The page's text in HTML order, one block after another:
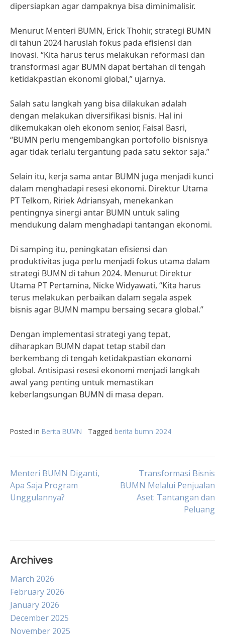
dipersiapkan agar dampaknya bisa diminimalisir.
Menurut Menteri BUMN, Erick Thohir, strategi BUMN
di tahun 2024 haruslah fokus pada efisiensi dan
inovasi. “Kita harus terus melakukan reformasi dan
transformasi agar BUMN dapat bertahan di tengah
ketidakpastian ekonomi global,” ujarnya.
Salah satu langkah yang bisa dilakukan adalah
dengan melakukan diversifikasi bisnis. Hal ini
dikemukakan oleh ekonom senior, Faisal Basri,
“BUMN perlu mengembangkan portofolio bisnisnya
agar tidak terlalu tergantung pada satu sektor saja.”
Selain itu, kerja sama antar BUMN juga menjadi kunci
dalam menghadapi resesi ekonomi. Direktur Utama
PT Telkom, Ririek Adriansyah, menekankan
pentingnya sinergi antar BUMN untuk saling
mendukung dalam menghadapi tantangan ekonomi.
Di samping itu, peningkatan efisiensi dan
produktivitas juga perlu menjadi fokus utama dalam
strategi BUMN di tahun 2024. Menurut Direktur
Utama PT Pertamina, Nicke Widyawati, “Kita harus
terus melakukan perbaikan dalam segala aspek
bisnis agar BUMN mampu bersaing secara global.”
Dengan implementasi strategi yang tepat,
diharapkan BUMN dapat tetap stabil dan
berkembang di tengah ketidakpastian ekonomi
global. Antisipasi resesi ekonomi menjadi langkah
awal yang penting untuk memastikan
keberlangsungan BUMN di masa depan.
Posted in Berita BUMN Tagged berita bumn 2024
Post
navigation
Menteri BUMN Diganti,
Apa Saja Program
Unggulannya?
Transformasi Bisnis
BUMN Melalui Penjualan
Aset: Tantangan dan
Peluang
Archives
March 2026
February 2026
January 2026
December 2025
November 2025